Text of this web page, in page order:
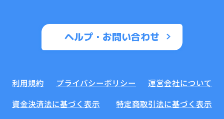
ヘルプ・お問い合わせ
利用規約 プライバシーポリシー
運営会社について
資金決済法に基づく表示
特定商取引法に基づく表示